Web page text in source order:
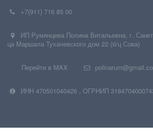
+7(911) 716 85 00
ИП Румянцева Полина Витальевна, г.
ца Маршала Тухачевского дом 22 (б/ц Сова)
Перейти в MAX
ИНН 470501040426 , ОГРНИП